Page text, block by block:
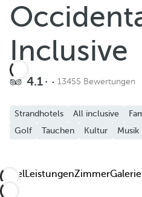
Zu Favoriten hinzufügen
Inclusive
4.1 13455 Bewertungen
Strandhotels All inclusive
Golf
Tauchen Kultur Musik
HotelLeistungenZimmerGalerie